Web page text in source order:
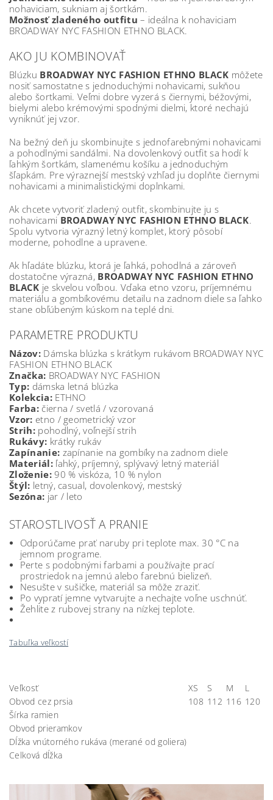
nohaviciam, sukniam aj šortkám.
Možnosť zladeného outfitu – ideálna k nohaviciam
BROADWAY NYC FASHION ETHNO BLACK.
AKO JU KOMBINOVAŤ
Blúzku BROADWAY NYC FASHION ETHNO BLACK môžete
nosiť samostatne s jednoduchými nohavicami, sukňou
alebo šortkami. Veľmi dobre vyzerá s čiernymi, béžovými,
bielymi alebo krémovými spodnými dielmi, ktoré nechajú
vyniknúť jej vzor.
Na bežný deň ju skombinujte s jednofarebnými nohavicami
a pohodlnými sandálmi. Na dovolenkový outfit sa hodí k
ľahkým šortkám, slamenému košíku a jednoduchým
šľapkám. Pre výraznejší mestský vzhľad ju doplňte čiernymi
nohavicami a minimalistickými doplnkami.
Ak chcete vytvoriť zladený outfit, skombinujte ju s
nohavicami BROADWAY NYC FASHION ETHNO BLACK.
Spolu vytvoria výrazný letný komplet, ktorý pôsobí
moderne, pohodlne a upravene.
Ak hľadáte blúzku, ktorá je ľahká, pohodlná a zároveň
dostatočne výrazná, BROADWAY NYC FASHION ETHNO
BLACK je skvelou voľbou. Vďaka etno vzoru, príjemnému
materiálu a gombíkovému detailu na zadnom diele sa ľahko
stane obľúbeným kúskom na teplé dni.
PARAMETRE PRODUKTU
Názov:Dámska blúzka s krátkym rukávom BROADWAY NYC
FASHION ETHNO BLACK
Značka: BROADWAY NYC FASHION
Typ: dámska letná blúzka
Kolekcia:ETHNO
Farba:čierna / svetlá / vzorovaná
Vzor: etno / geometrický vzor
Strih:pohodlný, voľnejší strih
Rukávy: krátky rukáv
Zapínanie: zapínanie na gombíky na zadnom diele
Materiál:ľahký, príjemný, splývavý letný materiál
Zloženie:90 % viskóza, 10 % nylon
Štýl: letný, casual, dovolenkový, mestský
Sezóna: jar / leto
STAROSTLIVOSŤ A PRANIE
Odporúčame prať naruby pri teplote max. 30 °C na
jemnom programe.
Perte s podobnými farbami a používajte prací
prostriedok na jemnú alebo farebnú bielizeň.
Nesušte v sušičke, materiál sa môže zraziť.
Po vypratí jemne vytvarujte a nechajte voľne uschnúť.
Žehlite z rubovej strany na nízkej teplote.
Tabuľka veľkostí
Veľkosť XS S M
L
Obvod cez prsia
108 112 116 120
Šírka ramien
Obvod prieramkov
Dĺžka vnútorného rukáva (merané od goliera)
Celková dĺžka